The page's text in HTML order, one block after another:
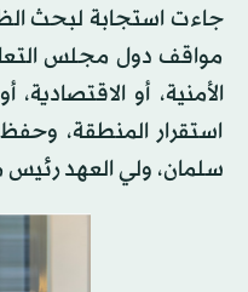
جاءت استجابة لبحث
مواقف دول مجلس
الأمنية، أو
استقرار المنطقة،
سلمان، ولي العهد